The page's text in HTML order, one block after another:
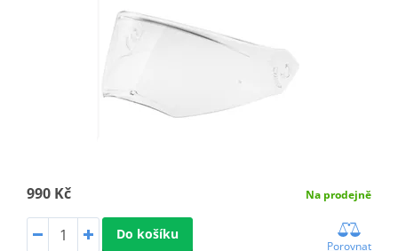
990 Kč Na prodejně
Do košíku
Porovnat